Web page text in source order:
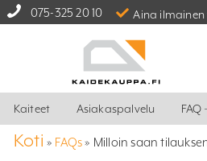
075-325 20 10 Aina
Kaiteet Asiakaspalvelu FAQ
Koti » FAQs» Milloin saan